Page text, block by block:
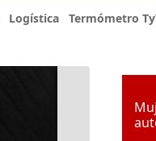
Logística Termómetro